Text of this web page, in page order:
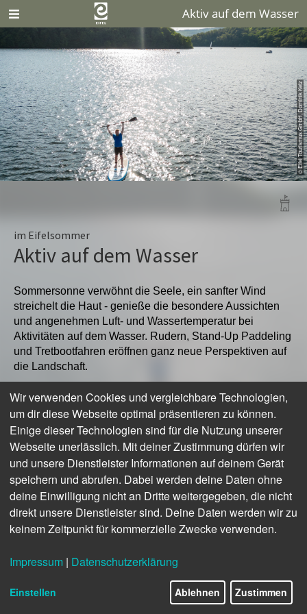
Aktiv auf dem Wasser
© Eifel Tourismus GmbH, Dominik Ketz
im Eifelsommer
Aktiv auf dem Wasser
Sommersonne verwöhnt die Seele, ein sanfter Wind
streichelt die Haut - genieße die besondere Aussichten
und angenehmen Luft- und Wassertemperatur bei
Aktivitäten auf dem Wasser. Rudern, Stand-Up Paddeling
und Tretbootfahren eröffnen ganz neue Perspektiven auf
die Landschaft.
© Eifel Tourismus GmbH
Kanufahren auf der Sauer
Entspannt durch die
Natur des Sauertals.
© Eifel Tourismus GmbH, Tobias Vollmer
Kanufahren auf der Rur
Die Rur ist mit ihren
Kehrwassern,
Stromschnellen ein
Wir verwenden Cookies und vergleichbare Technologien,
um dir diese Webseite optimal präsentieren zu können.
Einige dieser Technologien sind für die Nutzung unserer
Webseite unerlässlich. Mit deiner Zustimmung dürfen wir
und unsere Dienstleister Informationen auf deinem Gerät
speichern und abrufen. Dabei werden deine Daten ohne
deine Einwilligung nicht an Dritte weitergegeben, die nicht
direkt unsere Dienstleister sind. Deine Daten werden wir zu
keinem Zeitpunkt für kommerzielle Zwecke verwenden.
Impressum | Datenschutzerklärung
Einstellen Ablehnen Zustimmen